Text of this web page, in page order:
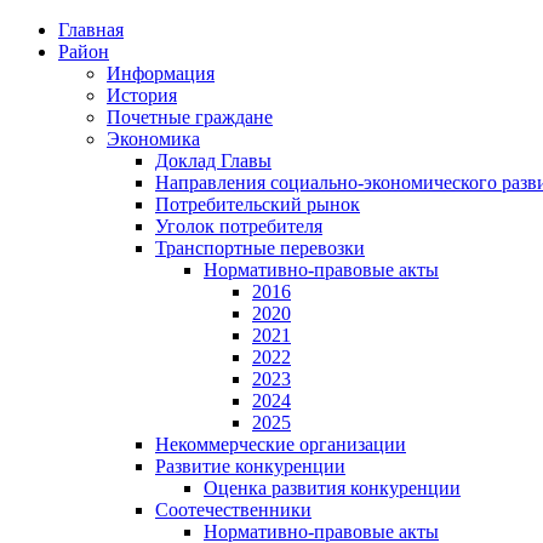
Главная
Район
Информация
История
Почетные граждане
Экономика
Доклад Главы
Направления социально-экономического
Потребительский рынок
Уголок потребителя
Транспортные перевозки
Нормативно-правовые акты
2016
2020
2021
2022
2023
2024
2025
Некоммерческие организации
Развитие конкуренции
Оценка развития конкуренции
Соотечественники
Нормативно-правовые акты